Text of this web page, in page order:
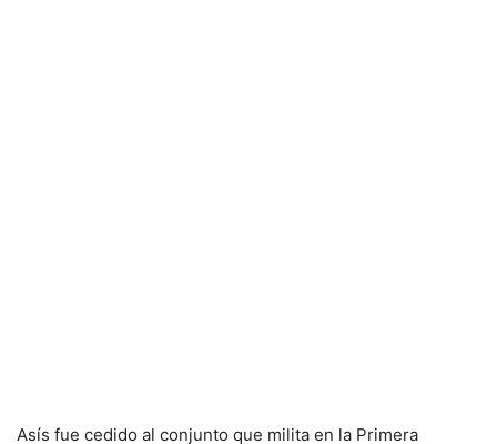
Asís fue cedido al conjunto que milita en la Primera